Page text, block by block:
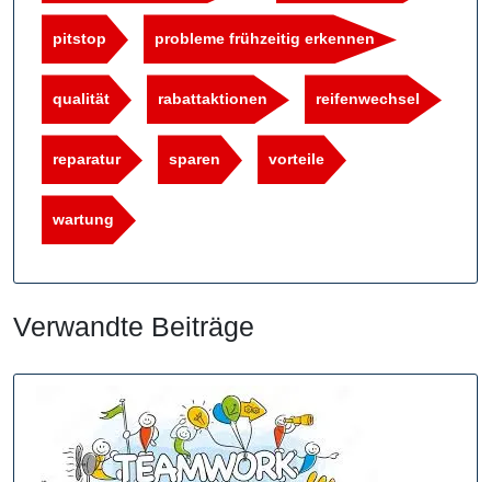
pitstop probleme frühzeitig erkennen
qualität rabattaktionen reifenwechsel
reparatur sparen vorteile
wartung
Verwandte Beiträge